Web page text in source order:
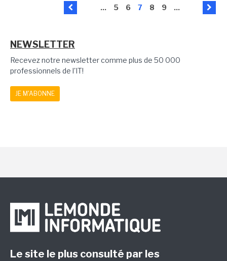
... 5 6 7 8 9 ...
NEWSLETTER
Recevez notre newsletter comme plus de 50 000
professionnels de l'IT!
JE M'ABONNE
Le site le plus consulté par les